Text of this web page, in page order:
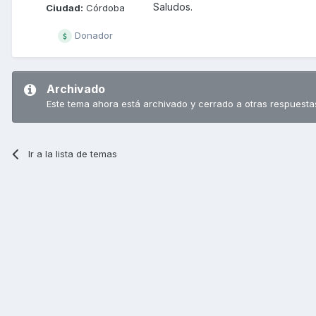
Ciudad: Córdoba
Donador
Saludos.
Archivado
Este tema ahora está archivado y cerrado a otras
Ir a la lista de temas